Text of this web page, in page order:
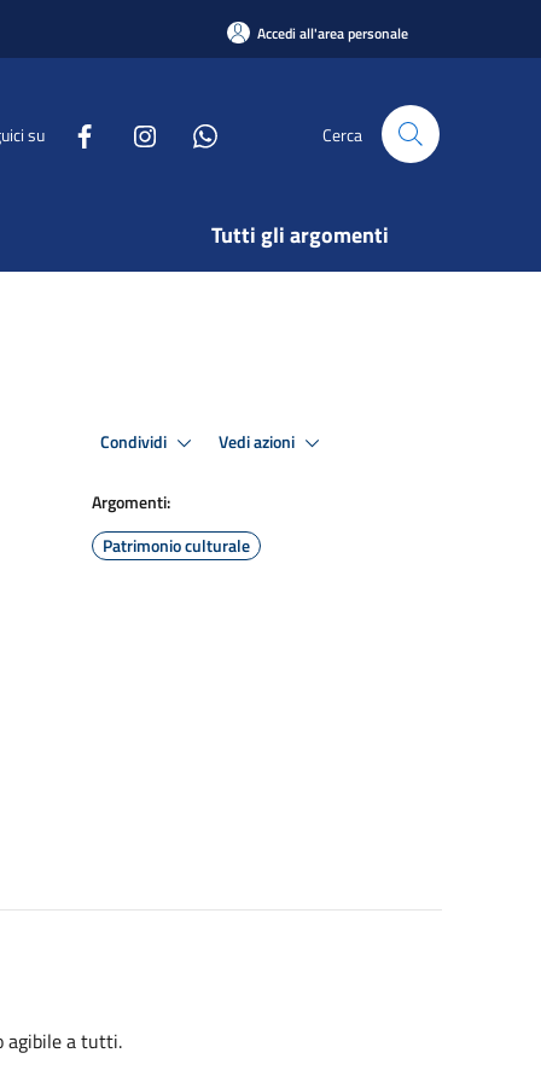
Accedi all'area personale
su Cerca
Tutti gli argomenti
Condividi Vedi azioni
Argomenti:
Patrimonio culturale
agibile a tutti.